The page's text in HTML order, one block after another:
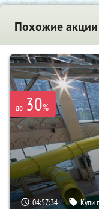
Похожие
до 30%
04:57:33 Купи